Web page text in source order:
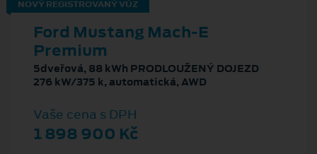
NOVÝ REGISTROVANÝ VŮZ
Ford Mustang Mach‑E
Premium
5dveřová, 88 kWh PRODLOUŽENÝ DOJEZD
276 kW/375 k, automatická, AWD
Vaše cena s DPH
1 898 900 Kč